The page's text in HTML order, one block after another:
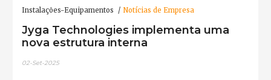
Instalações-Equipamentos Notícias de Empresa
Jyga Technologies implementa uma
nova estrutura interna
02-Set-2025